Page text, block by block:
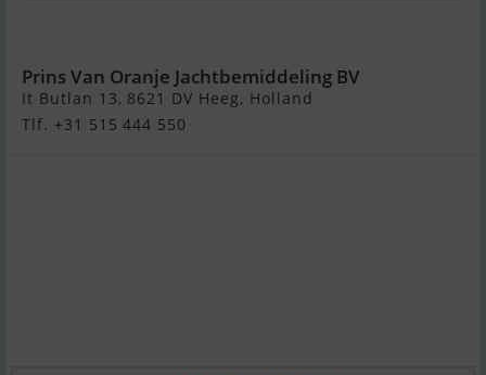
Prins Van Oranje Jachtbemiddeling BV
It Butlan 13, 8621 DV Heeg, Holland
Tlf. +31 515 444 550